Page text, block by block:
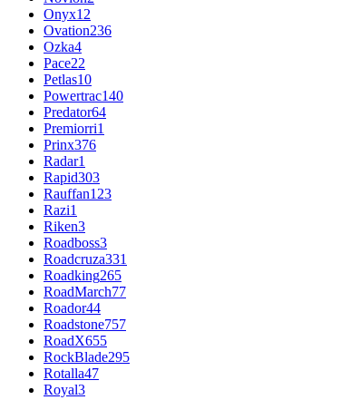
Onyx12
Ovation236
Ozka4
Pace22
Petlas10
Powertrac140
Predator64
Premiorri1
Prinx376
Radar1
Rapid303
Rauffan123
Razi1
Riken3
Roadboss3
Roadcruza331
Roadking265
RoadMarch77
Roador44
Roadstone757
RoadX655
RockBlade295
Rotalla47
Royal3